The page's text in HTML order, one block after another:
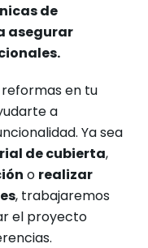
de
asegurar
en tu
a
Ya sea
de cubierta,
o realizar
, trabajaremos
el proyecto